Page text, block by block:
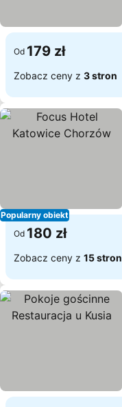
Od 179 zł
Zobacz ceny z 3 stron
Popularny obiekt
Od 180 zł
Zobacz ceny z 15 stron